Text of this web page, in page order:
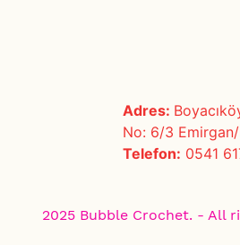
Adres:
No: 6/3
Telefon: 0541
2025 Bubble Crochet. - All